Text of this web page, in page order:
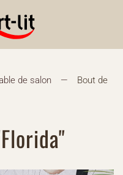
de salon
Bout de